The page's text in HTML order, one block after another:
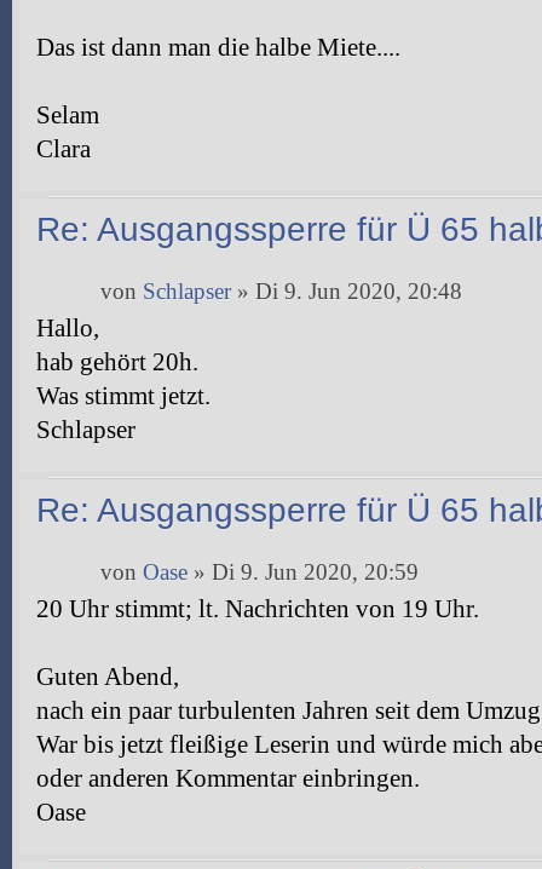
Das ist dann man die halbe Miete....
Selam
Clara
Re: Ausgangssperre für Ü 65
von Schlapser» Di 9. Jun 2020, 20:48
Hallo,
hab gehört 20h.
Was stimmt jetzt.
Schlapser
Re: Ausgangssperre für Ü 65
von Oase » Di 9. Jun 2020, 20:59
20 Uhr stimmt; lt. Nachrichten von 19 Uhr.
Guten Abend,
nach ein paar turbulenten Jahren seit dem
War bis jetzt fleißige Leserin und würde mich
oder anderen Kommentar einbringen.
Oase